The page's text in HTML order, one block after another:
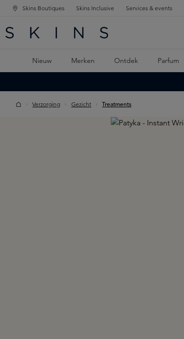
NAVIGATIE
DE HOOFDINHOUD
Skins Boutiques Skins Inclusive Services & events
Nieuw Merken Ontdek Parfum
Verzorging Gezicht Treatments